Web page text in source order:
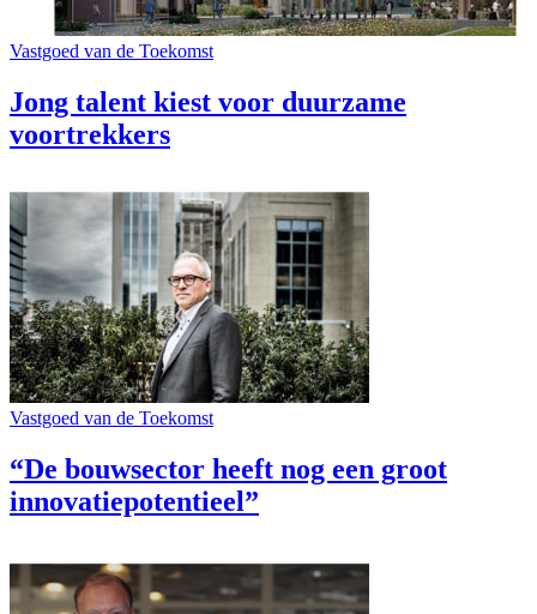
Vastgoed van de Toekomst
Jong talent kiest voor duurzame
voortrekkers
Vastgoed van de Toekomst
“De bouwsector heeft nog een groot
innovatiepotentieel”